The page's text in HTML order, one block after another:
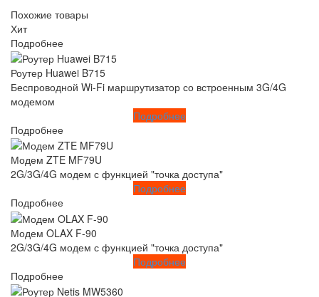
Похожие товары
Хит
Подробнее
Роутер Huawei B715
Беспроводной Wi-Fi маршрутизатор со встроенным 3G/4G
модемом
Подробнее
Подробнее
Модем ZTE MF79U
2G/3G/4G модем с функцией "точка доступа"
Подробнее
Подробнее
Модем OLAX F-90
2G/3G/4G модем с функцией "точка доступа"
Подробнее
Подробнее